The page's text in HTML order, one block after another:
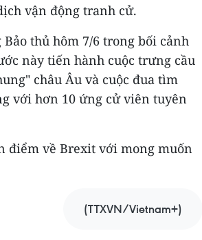
vận động tranh cử.
thủ hôm 7/6 trong bối cảnh
này tiến hành cuộc trưng cầu
châu Âu và cuộc đua tìm
với hơn 10 ứng cử viên tuyên
điểm về Brexit với mong muốn
(TTXVN/Vietnam+)